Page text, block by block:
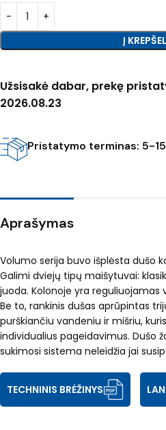
Į
Užsisakė dabar, prekę
2026.08.23
Pristatymo terminas: 5-
Aprašymas
Volumo serija buvo išplėsta dušo
Galimi dviejų tipų maišytuvai:
juoda. Kolonoje yra reguliuojamas
Be to, rankinis dušas aprūpintas
purškiančiu vandeniu ir mišriu,
individualius pageidavimus. Dušo
sukimosi sistema neleidžia jai
TECHNINIS BRĖŽINYS